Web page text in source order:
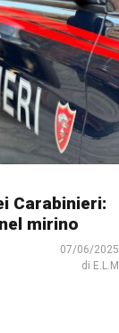
Carabinieri:
mirino
07/06/2025
di E.L.M